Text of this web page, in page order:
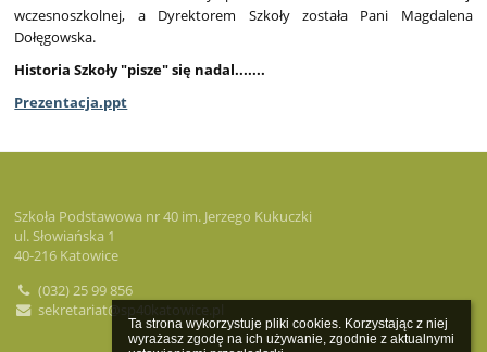
Ta strona wykorzystuje pliki cookies. Korzystając z niej
wyrażasz zgodę na ich używanie, zgodnie z aktualnymi
wczesnoszkolnej, a Dyrektorem Szkoły została Pani Magdalena
Dołęgowska.
Historia Szkoły "pisze" się nadal.......
Prezentacja.ppt
Szkoła Podstawowa nr 40 im. Jerzego Kukuczki
ul. Słowiańska 1
40-216 Katowice
(032) 25 99 856
sekretariat@sp40katowice.pl